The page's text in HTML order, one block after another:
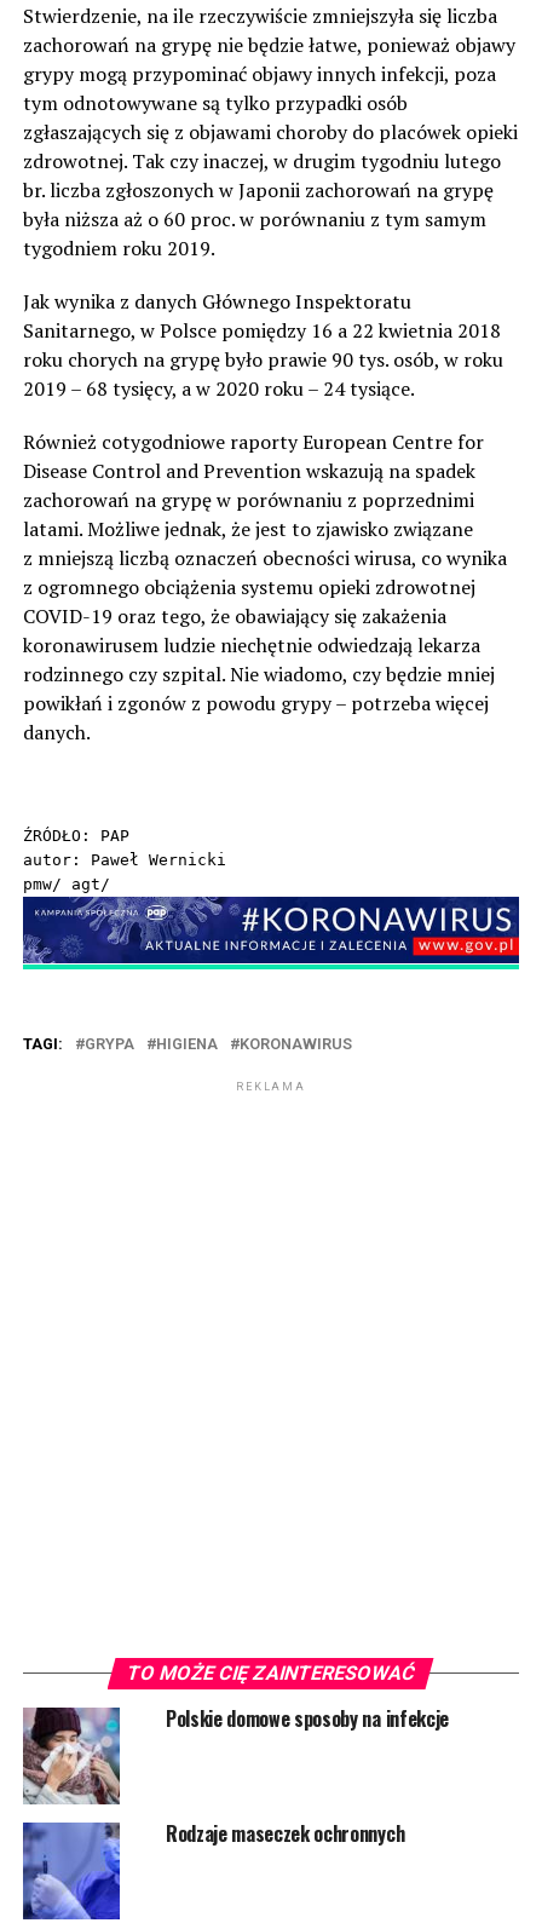
Stwierdzenie, na ile rzeczywiście zmniejszyła się liczba
zachorowań na grypę nie będzie łatwe, ponieważ objawy
grypy mogą przypominać objawy innych infekcji, poza
tym odnotowywane są tylko przypadki osób
zgłaszających się z objawami choroby do placówek opieki
zdrowotnej. Tak czy inaczej, w drugim tygodniu lutego
br. liczba zgłoszonych w Japonii zachorowań na grypę
była niższa aż o 60 proc. w porównaniu z tym samym
tygodniem roku 2019.
Jak wynika z danych Głównego Inspektoratu
Sanitarnego, w Polsce pomiędzy 16 a 22 kwietnia 2018
roku chorych na grypę było prawie 90 tys. osób, w roku
2019 – 68 tysięcy, a w 2020 roku – 24 tysiące.
Również cotygodniowe raporty European Centre for
Disease Control and Prevention wskazują na spadek
zachorowań na grypę w porównaniu z poprzednimi
latami. Możliwe jednak, że jest to zjawisko związane
z mniejszą liczbą oznaczeń obecności wirusa, co wynika
z ogromnego obciążenia systemu opieki zdrowotnej
COVID-19 oraz tego, że obawiający się zakażenia
koronawirusem ludzie niechętnie odwiedzają lekarza
rodzinnego czy szpital. Nie wiadomo, czy będzie mniej
powikłań i zgonów z powodu grypy – potrzeba więcej
danych.
ŹRÓDŁO: PAP
autor: Paweł Wernicki
pmw/ agt/
TAGI: GRYPA HIGIENA KORONAWIRUS
REKLAMA
TO MOŻE CIĘ ZAINTERESOWAĆ
Polskie domowe sposoby na infekcje
Rodzaje maseczek ochronnych